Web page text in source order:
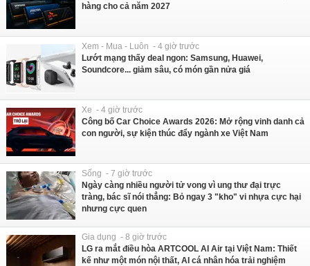
hàng cho cả năm 2027
Xem - Mua - Luôn - 4 giờ trước
Lướt mạng thấy deal ngon: Samsung, Huawei,
Soundcore... giảm sâu, có món gần nửa giá
Xe - 4 giờ trước
Công bố Car Choice Awards 2026: Mở rộng vinh danh cả
con người, sự kiện thúc đẩy ngành xe Việt Nam
Sống - 7 giờ trước
Ngày càng nhiều người tử vong vì ung thư đại trực
tràng, bác sĩ nói thẳng: Bỏ ngay 3 "kho" vi nhựa cực hại
nhưng cực quen
Gia dụng - 8 giờ trước
LG ra mắt điều hòa ARTCOOL AI Air tại Việt Nam: Thiết
kế như một món nội thất, AI cá nhân hóa trải nghiệm